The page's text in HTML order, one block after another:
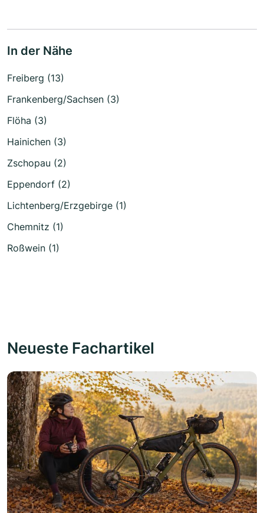
In der Nähe
Freiberg (13)
Frankenberg/Sachsen (3)
Flöha (3)
Hainichen (3)
Zschopau (2)
Eppendorf (2)
Lichtenberg/Erzgebirge (1)
Chemnitz (1)
Roßwein (1)
Neueste Fachartikel